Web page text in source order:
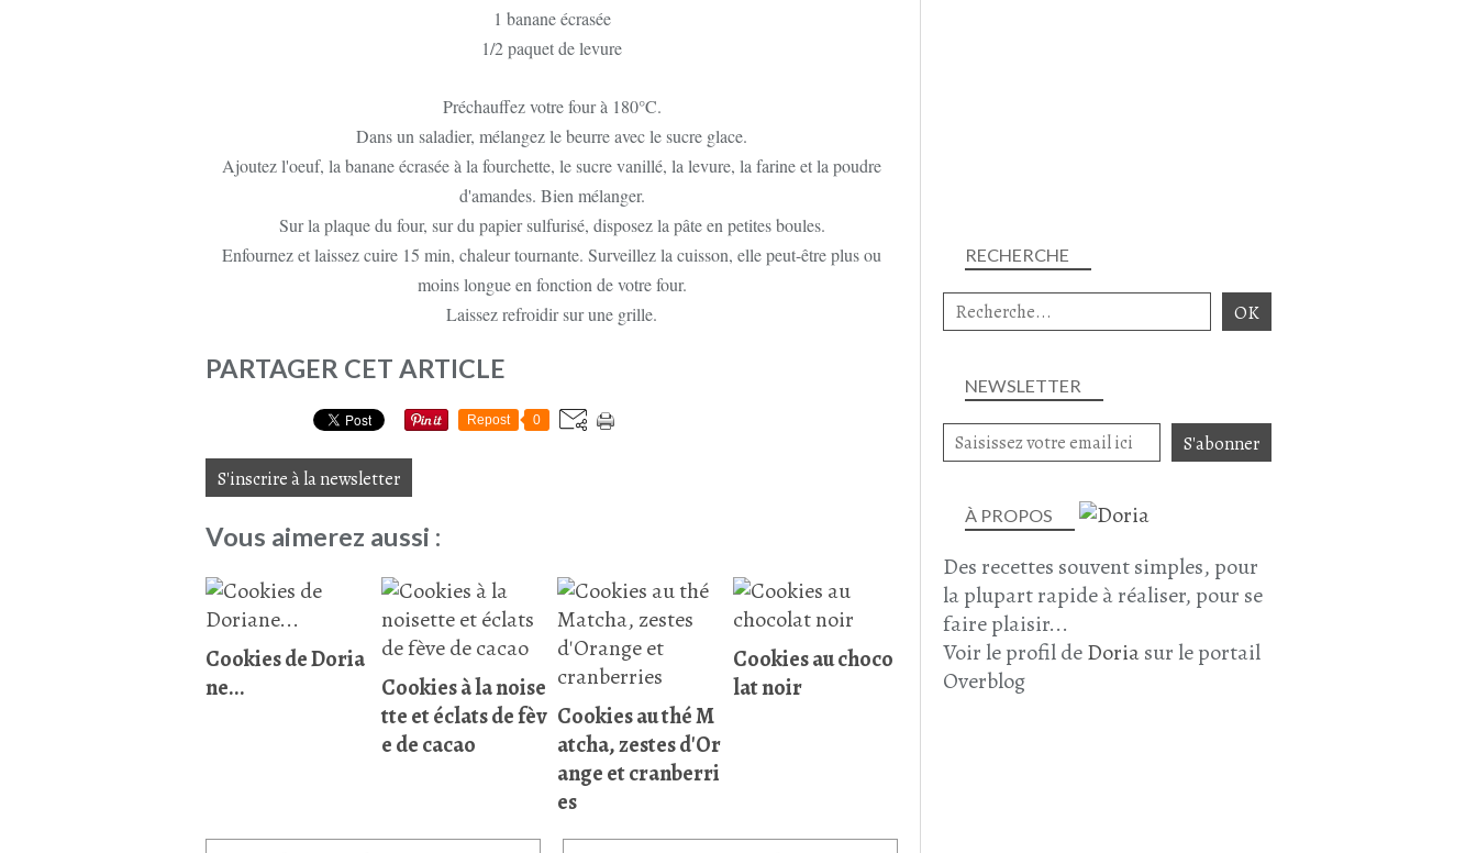
1 banane écrasée
1/2 paquet de levure
Préchauffez votre four à 180°C.
Dans un saladier, mélangez le beurre avec le sucre glace.
Ajoutez l'oeuf, la banane écrasée à la fourchette, le sucre vanillé, la levure, la farine et la poudre
d'amandes. Bien mélanger.
Sur la plaque du four, sur du papier sulfurisé, disposez la pâte en petites boules.
Enfournez et laissez cuire 15 min, chaleur tournante. Surveillez la cuisson, elle peut-être plus ou
moins longue en fonction de votre four.
Laissez refroidir sur une grille.
PARTAGER CET ARTICLE
Repost 0
S'inscrire à la newsletter
Vous aimerez aussi :
Cookies de Doria
ne...
Cookies à la noise
tte et éclats de fèv
e de cacao
Cookies au thé M
atcha, zestes d'Or
ange et cranberri
es
Cookies au choco
lat noir
NEWSLETTER
RECHERCHE
À PROPOS
Des recettes souvent simples, pour
la plupart rapide à réaliser, pour se
faire plaisir...
Voir le profil deDoriasur le portail
Overblog